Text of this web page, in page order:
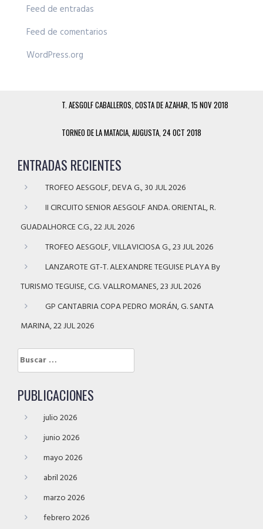
Feed de entradas
Feed de comentarios
WordPress.org
T. AESGOLF CABALLEROS, COSTA DE AZAHAR, 15 NOV 2018
TORNEO DE LA MATACIA, AUGUSTA, 24 OCT 2018
ENTRADAS RECIENTES
TROFEO AESGOLF, DEVA G., 30 JUL 2026
II CIRCUITO SENIOR AESGOLF ANDA. ORIENTAL, R.
GUADALHORCE C.G., 22 JUL 2026
TROFEO AESGOLF, VILLAVICIOSA G., 23 JUL 2026
LANZAROTE GT-T. ALEXANDRE TEGUISE PLAYA By
TURISMO TEGUISE, C.G. VALLROMANES, 23 JUL 2026
GP CANTABRIA COPA PEDRO MORÁN, G. SANTA
MARINA, 22 JUL 2026
Buscar:
PUBLICACIONES
julio 2026
junio 2026
mayo 2026
abril 2026
marzo 2026
febrero 2026